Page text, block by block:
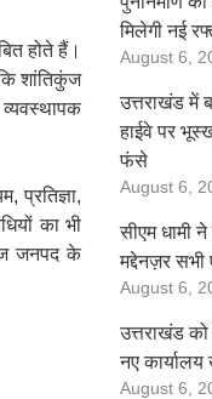
होते हैं।
शांतिकुंज
प्रतिज्ञा,
का भी
जनपद के
मिलेगी नई
August 6,
उत्तराखंड में
हाईवे पर
फंसे
August 6,
सीएम धामी ने
मद्देनज़र सभी
August 6,
उत्तराखंड
नए
August 6,